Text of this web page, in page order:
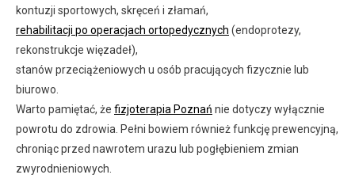
kontuzji sportowych, skręceń i złamań,
rehabilitacji po operacjach ortopedycznych (endoprotezy,
rekonstrukcje więzadeł),
stanów przeciążeniowych u osób pracujących fizycznie lub
biurowo.
Warto pamiętać, że fizjoterapia Poznań nie dotyczy wyłącznie
powrotu do zdrowia. Pełni bowiem również funkcję prewencyjną,
chroniąc przed nawrotem urazu lub pogłębieniem zmian
zwyrodnieniowych.